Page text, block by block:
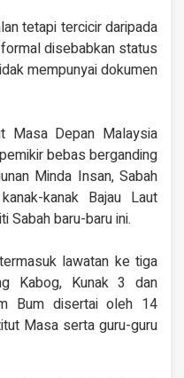
tetapi tercicir daripada
disebabkan status
mempunyai dokumen
Masa Depan Malaysia
bebas berganding
Minda Insan, Sabah
kanak Bajau Laut
Sabah baru-baru ini.
lawatan ke tiga
Kabog, Kunak 3 dan
Bum disertai oleh 14
Masa serta guru-guru